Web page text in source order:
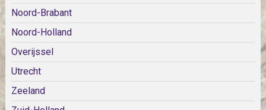
Noord-Brabant
Noord-Holland
Overijssel
Utrecht
Zeeland